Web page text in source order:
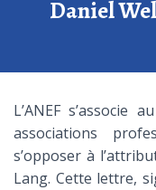
Daniel
L’ANEF s’associe
associations
s’opposer à
Lang. Cette lettre,